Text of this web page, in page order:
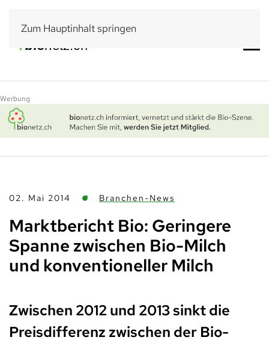
Zum Hauptinhalt springen
Werbung
02. Mai 2014 Branchen-News
Marktbericht Bio: Geringere
Spanne zwischen Bio-Milch
und konventioneller Milch
Zwischen 2012 und 2013 sinkt die
Preisdifferenz zwischen der Bio-